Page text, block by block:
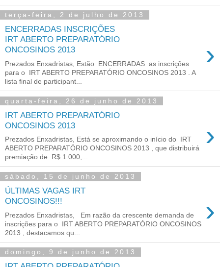
terça-feira, 2 de julho de 2013
ENCERRADAS INSCRIÇÕES
IRT ABERTO PREPARATÓRIO
›
Prezados Enxadristas, Estão ENCERRADAS as inscrições
para o IRT ABERTO PREPARATÓRIO ONCOSINOS 2013 . A
lista final de participant...
quarta-feira, 26 de junho de 2013
IRT ABERTO PREPARATÓRIO
ONCOSINOS 2013
›
Prezados Enxadristas, Está se aproximando o início do IRT
ABERTO PREPARATÓRIO ONCOSINOS 2013 , que distribuirá
premiação de R$ 1.000,...
sábado, 15 de junho de 2013
ÚLTIMAS VAGAS IRT
›
Prezados Enxadristas, Em razão da crescente demanda de
inscrições para o IRT ABERTO PREPARATÓRIO ONCOSINOS
2013 , destacamos qu...
domingo, 9 de junho de 2013